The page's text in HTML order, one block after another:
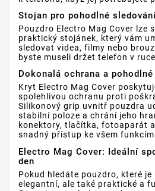
Stojan pro pohodlné
Pouzdro Electro Mag Cover lze
praktický stojánek, který vám
sledovat videa, filmy nebo
byste museli držet telefon v
Dokonalá ochrana a
Kryt Electro Mag Cover
spolehlivou ochranu proti
Silikonový grip uvnitř pouzdra
stabilní poloze a chrání jeho
konektory, tlačítka, fotoaparát
snadný přístup ke všem
Electro Mag Cover: Ideální
den
Pokud hledáte pouzdro, které je
elegantní, ale také praktické a